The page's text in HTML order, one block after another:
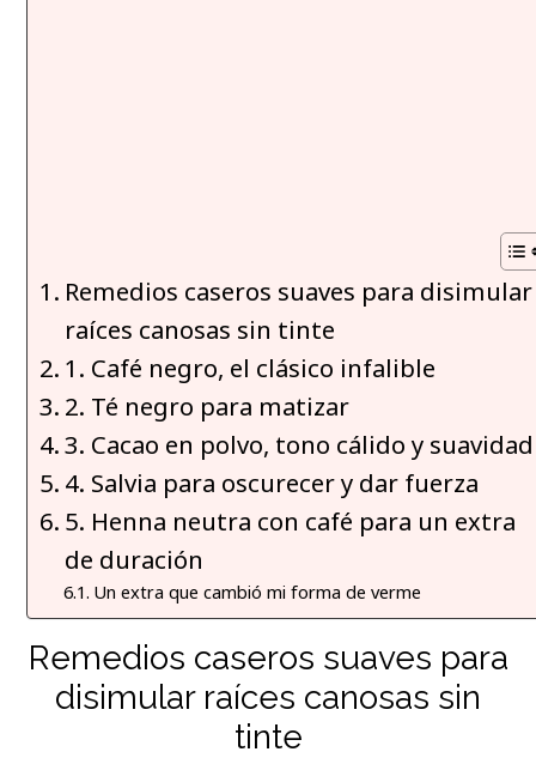
Remedios caseros suaves para disimular
raíces canosas sin tinte
1. Café negro, el clásico infalible
2. Té negro para matizar
3. Cacao en polvo, tono cálido y suavidad
4. Salvia para oscurecer y dar fuerza
5. Henna neutra con café para un extra
de duración
Un extra que cambió mi forma de verme
Remedios caseros suaves para
disimular raíces canosas sin
tinte